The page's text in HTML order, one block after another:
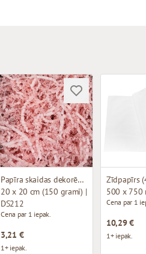
Papīra skaidas dekorēšanai
20 x 20 cm (150 grami) |
DS212
Cena par 1 iepak.
3,21 €
1+ iepak.
Zīdpapīrs
500 x 750
Cena par 1
10,29 €
1+ iepak.